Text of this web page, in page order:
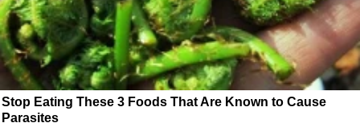
Stop Eating These 3 Foods That Are Known to Cause
Parasites